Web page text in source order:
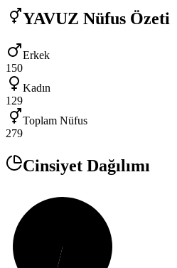
YAVUZ Nüfus Özeti
Erkek
150
Kadın
129
Toplam Nüfus
279
Cinsiyet Dağılımı